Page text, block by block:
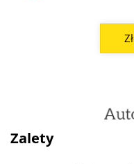
Zalety